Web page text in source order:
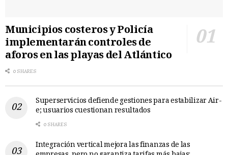
Municipios costeros y Policía
implementarán controles de
aforos en las playas del Atlántico
0 SHARES
Superservicios defiende gestiones para estabilizar Air-
e; usuarios cuestionan resultados
0 SHARES
Integración vertical mejora las finanzas de las